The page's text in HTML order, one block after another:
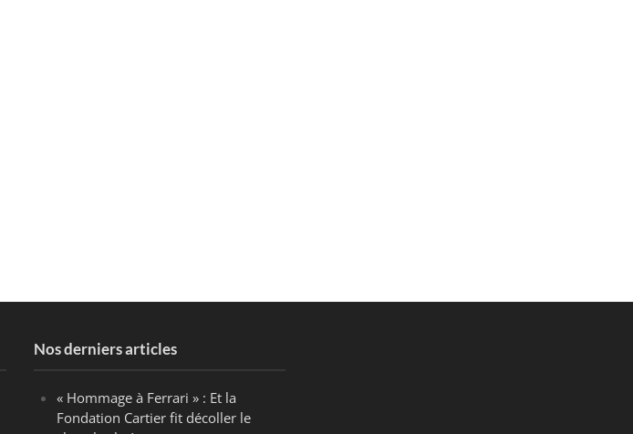
Nos derniers articles
« Hommage à Ferrari » : Et la
Fondation Cartier fit décoller le